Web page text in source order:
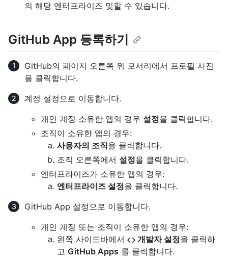
의 해당 엔터프라이즈 및할 수 있습니다.
GitHub App 등록하기
GitHub의 페이지 오른쪽 위 모서리에서 프로필 사진
을 클릭합니다.
계정 설정으로 이동합니다.
개인 계정 소유한 앱의 경우 설정을 클릭합니다.
조직이 소유한 앱의 경우:
사용자의 조직을 클릭합니다.
조직 오른쪽에서 설정을 클릭합니다.
엔터프라이즈가 소유한 앱의 경우:
엔터프라이즈 설정을 클릭합니다.
GitHub App 설정으로 이동합니다.
개인 계정 또는 조직이 소유한 앱의 경우:
왼쪽 사이드바에서
개발자 설정을 클릭하
고 GitHub Apps 를 클릭합니다.